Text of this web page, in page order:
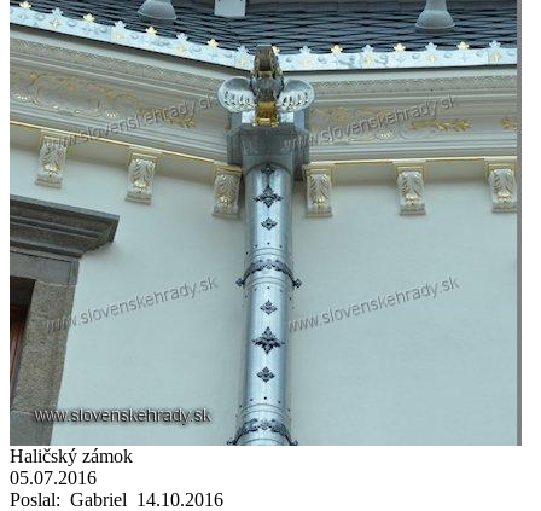
Haličský zámok
05.07.2016
Poslal: Gabriel 14.10.2016